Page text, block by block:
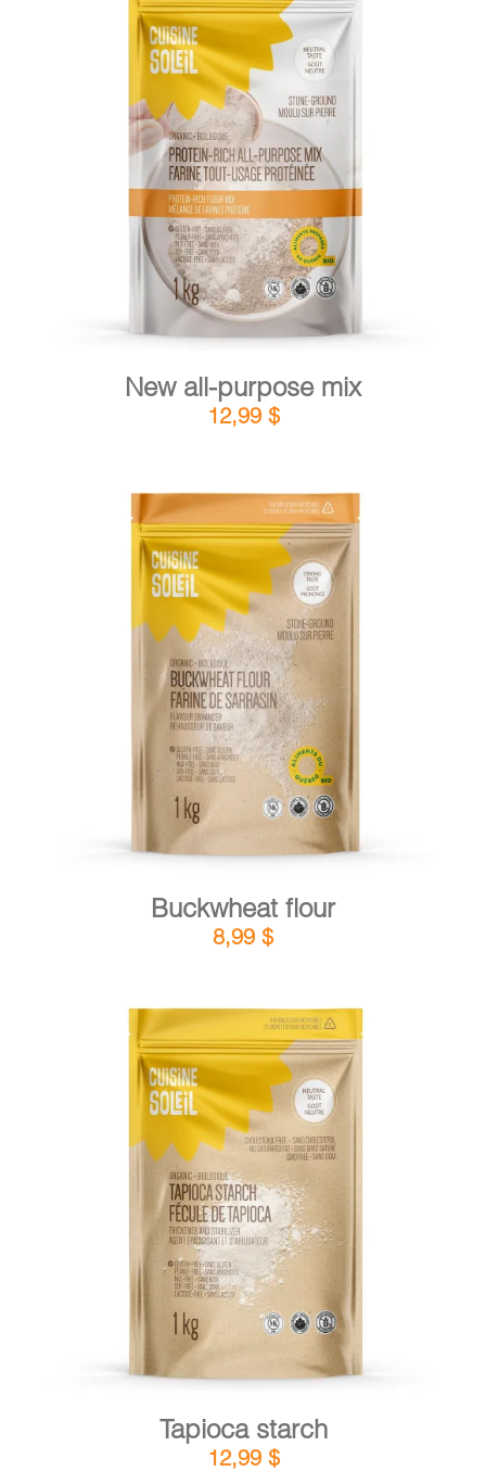
CART
FR
ADD TO CART / DETAILS
New all-purpose mix
12,99 $
ADD TO CART / DETAILS
Buckwheat flour
8,99 $
ADD TO CART / DETAILS
Tapioca starch
12,99 $